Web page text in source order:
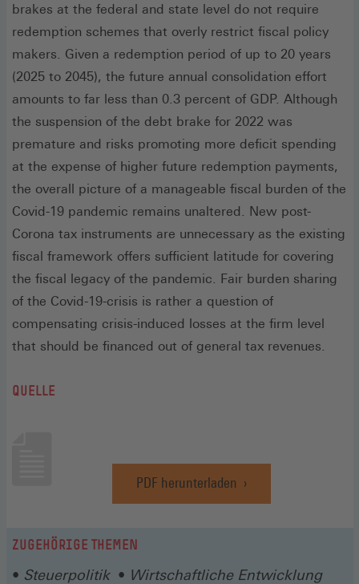
brakes at the federal and state level do not require
redemption schemes that overly restrict fiscal policy
makers. Given a redemption period of up to 20 years
(2025 to 2045), the future annual consolidation effort
amounts to far less than 0.3 percent of GDP. Although
the suspension of the debt brake for 2022 was
premature and risks promoting more deficit spending
at the expense of higher future redemption payments,
the overall picture of a manageable fiscal burden of the
Covid-19 pandemic remains unaltered. New post-
Corona tax instruments are unnecessary as the existing
fiscal framework offers sufficient latitude for covering
the fiscal legacy of the pandemic. Fair burden sharing
of the Covid-19-crisis is rather a question of
compensating crisis-induced losses at the firm level
that should be financed out of general tax revenues.
QUELLE
PDF herunterladen
(Öffnet
in
ZUGEHÖRIGE THEMEN
Steuerpolitik
Wirtschaftliche Entwicklung